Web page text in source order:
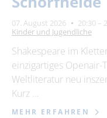
07. August 2026 20:30 –
Kinder und Jugendliche
Shakespeare im
einzigartiges Openair-
Weltliteratur neu
Kurz …
MEHR ERFAHREN